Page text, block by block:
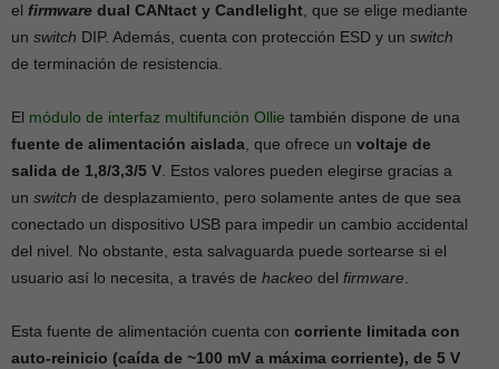
el firmware dual CANtact y Candlelight, que se elige mediante
un switch DIP. Además, cuenta con protección ESD y un switch
de terminación de resistencia.
El módulo de interfaz multifunción Ollie también dispone de una
fuente de alimentación aislada, que ofrece un voltaje de
salida de 1,8/3,3/5 V. Estos valores pueden elegirse gracias a
un switch de desplazamiento, pero solamente antes de que sea
conectado un dispositivo USB para impedir un cambio accidental
del nivel. No obstante, esta salvaguarda puede sortearse si el
usuario así lo necesita, a través de hackeo del firmware.
Esta fuente de alimentación cuenta con corriente limitada con
auto-reinicio (caída de ~100 mV a máxima corriente), de 5 V